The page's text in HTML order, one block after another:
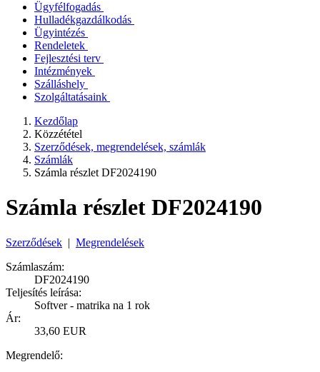
Ügyfélfogadás
Hulladékgazdálkodás
Ügyintézés
Rendeletek
Fejlesztési terv
Intézmények
Szálláshely
Szolgáltatásaink
Kezdőlap
Közzététel
Szerződések, megrendelések, számlák
Számlák
Számla részlet DF2024190
Számla részlet DF2024190
Szerződések | Megrendelések
Számlaszám:
DF2024190
Teljesítés leírása:
Softver - matrika na 1 rok
Ár:
33,60 EUR
Megrendelő: